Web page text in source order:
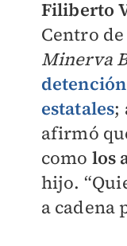
Filiberto
Centro
Minerva
estatales;
afirmó
como los
hijo.
a cadena